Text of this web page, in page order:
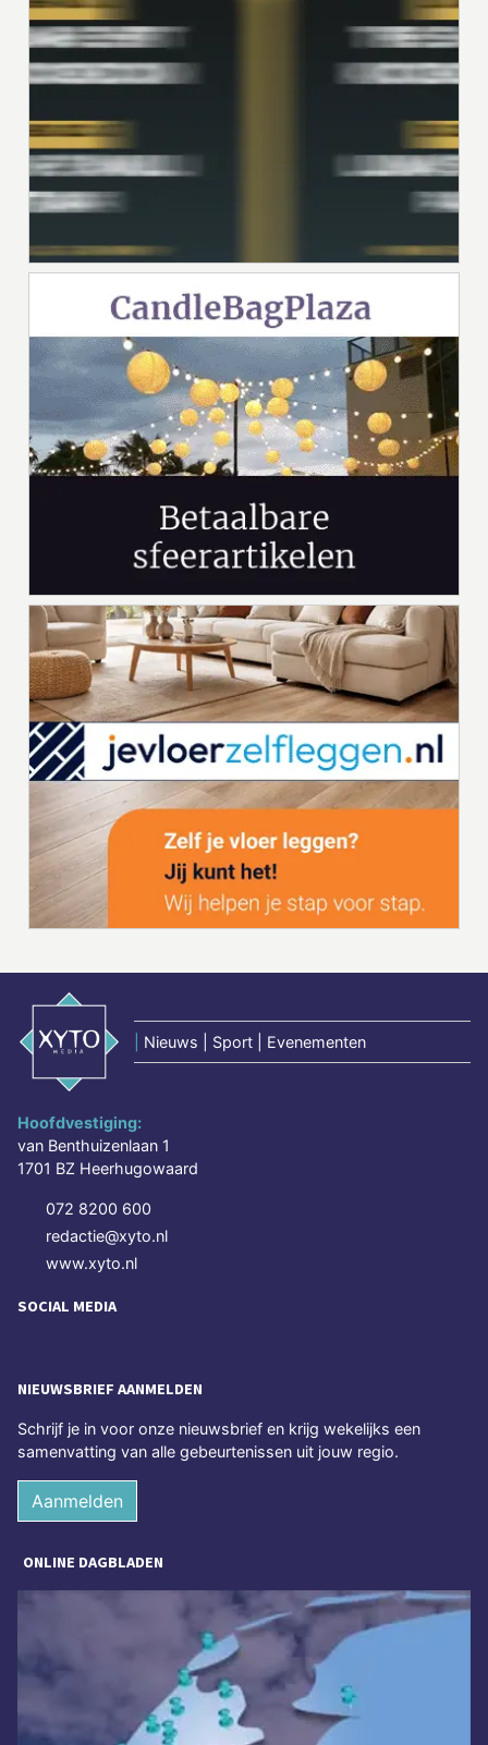
Nieuws | Sport | Evenementen
Hoofdvestiging:
van Benthuizenlaan 1
1701 BZ Heerhugowaard
072 8200 600
redactie@xyto.nl
www.xyto.nl
SOCIAL MEDIA
NIEUWSBRIEF AANMELDEN
Schrijf je in voor onze nieuwsbrief en krijg wekelijks een
samenvatting van alle gebeurtenissen uit jouw regio.
Aanmelden
ONLINE DAGBLADEN